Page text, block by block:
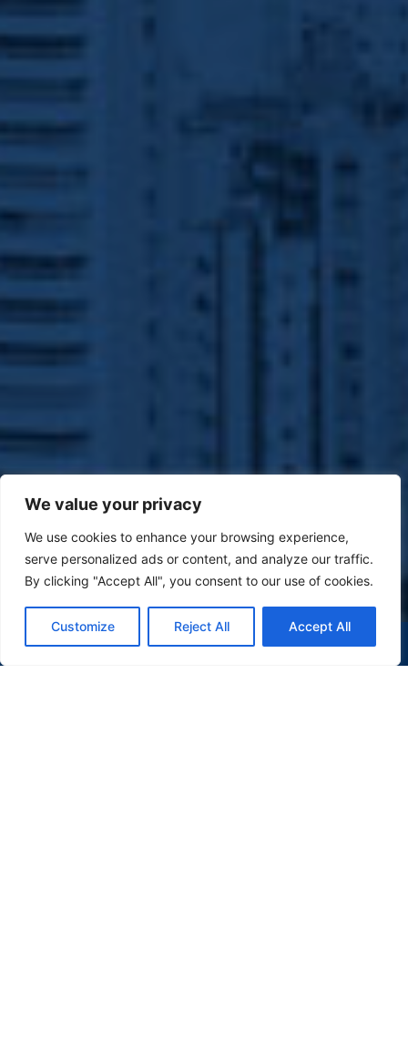
We value your privacy
We use cookies to enhance your browsing experience,
serve personalized ads or content, and analyze our traffic.
By clicking "Accept All", you consent to our use of cookies.
Customize Reject All Accept All
(47) 9 9977-7630